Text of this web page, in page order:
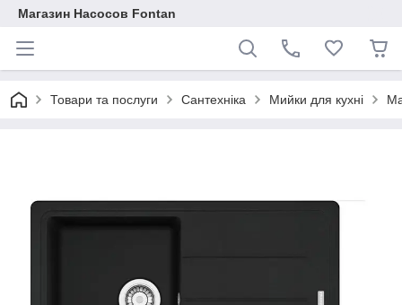
Магазин Насосов Fontan
Товари та послуги Сантехніка Мийки для кухні